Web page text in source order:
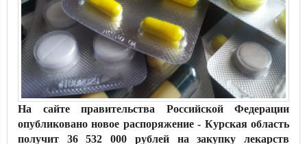
На сайте правительства Российской Федерации
опубликовано новое распоряжение - Курская область
получит 36 532 000 рублей на закупку лекарств